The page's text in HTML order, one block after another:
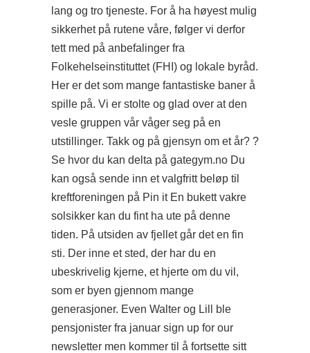
lang og tro tjeneste. For å ha høyest mulig
sikkerhet på rutene våre, følger vi derfor
tett med på anbefalinger fra
Folkehelseinstituttet (FHI) og lokale byråd.
Her er det som mange fantastiske baner å
spille på. Vi er stolte og glad over at den
vesle gruppen vår våger seg på en
utstillinger. Takk og på gjensyn om et år? ?
Se hvor du kan delta på gategym.no Du
kan også sende inn et valgfritt beløp til
kreftforeningen på Pin it En bukett vakre
solsikker kan du fint ha ute på denne
tiden. På utsiden av fjellet går det en fin
sti. Der inne et sted, der har du en
ubeskrivelig kjerne, et hjerte om du vil,
som er byen gjennom mange
generasjoner. Even Walter og Lill ble
pensjonister fra januar sign up for our
newsletter men kommer til å fortsette sitt